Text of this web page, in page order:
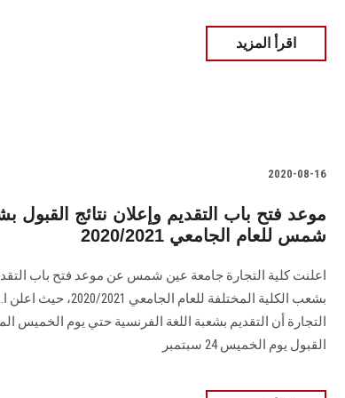
اقرأ المزيد
2020-08-16
موعد فتح باب التقديم وإعلان نتائج القبول
شمس للعام الجامعي 2020/2021
اعلنت كلية التجارة جامعة عين شمس عن موعد فتح باب
بشعب الكلية المختلفة للعام
القبول يوم الخميس 24 سبتمبر